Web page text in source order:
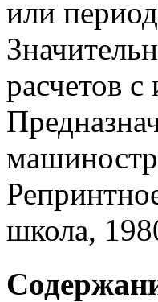
или
расчетов
школа,